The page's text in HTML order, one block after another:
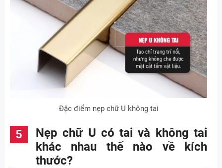
Đặc điểm nẹp chữ U không tai
Nẹp chữ U có tai và không tai
khác nhau thế nào về kích
thước?